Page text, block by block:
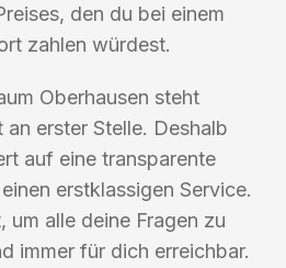
den du bei einem
zahlen würdest.
Oberhausen steht
erster Stelle. Deshalb
auf eine transparente
erstklassigen Service.
um alle deine Fragen zu
immer für dich erreichbar.